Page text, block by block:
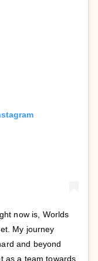
now is, Worlds
My journey
and beyond
as a team towards